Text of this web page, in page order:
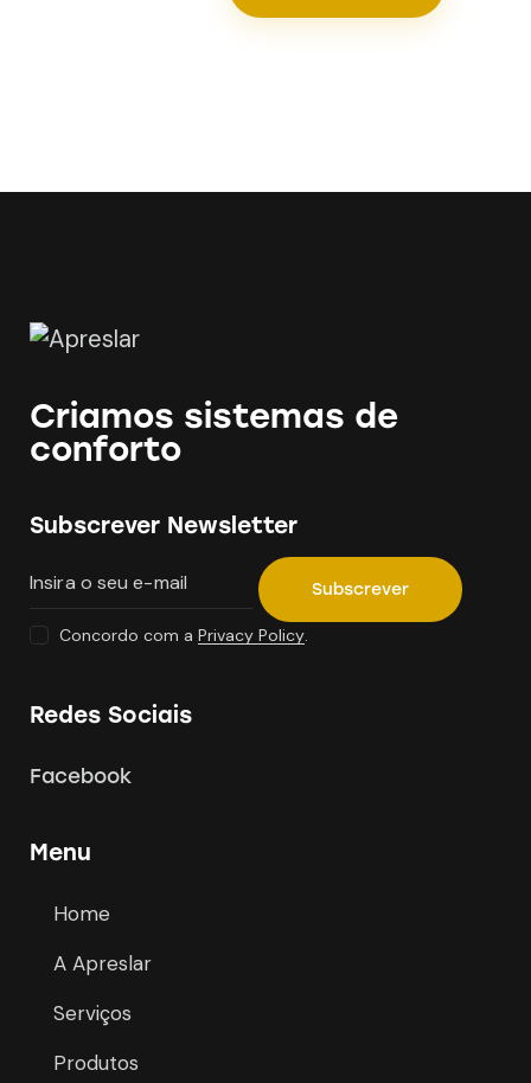
Criamos sistemas de
conforto
Subscrever Newsletter
Subscrever
Concordo com aPrivacy Policy.
Redes Sociais
Facebook
Menu
Home
A Apreslar
Serviços
Produtos